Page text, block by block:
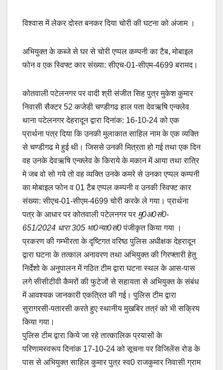
o
k
p
n
विश्वास में लेकर दोस्त बनकर दिया चोरी की घटना को अंजाम ।
अभियुक्त के कब्जे से घर से चोरी एप्पल कम्पनी का टैब, मोबाइल
फोन व एक स्विफ्ट कार संख्या: सीएच-01-सीएम-4699 बरामद।
कोतवाली पटेलनगर पर वादी श्री संजीत सिह पुत्र मुकेश कुमार
निवासी सैक्टर 52 कजेडी चण्डीगढ हाल पता देवऋषि एन्क्लेव
थाना पटेलनगर देहरादून द्वारा दिनांक: 16-10-24 को एक
प्रार्थना पत्र दिया कि उनकी मुलाकात साहिल नाम के एक व्यक्ति
से चण्डीगढ मे हुई थी। जिससे उनकी मित्रता हो गई तथा एक दिन
वह उनके देवऋषि एन्क्लेव केे किराये के मकान में आया तथा रात्रि
मे जब वो सो गये तो वह व्यक्ति उनके कमरे से उनका एप्पल कम्पनी
का मोबाइल फोन व 01 टैब एप्पल कम्पनी व उनकी स्विफ्ट कार
संख्या: सीएच-01-सीएम-4699 चोरी करके ले गया। प्रार्थना
पत्र के आधार पर कोतवाली पटेलनगर पर मु0अ0सं0-
651/2024 धारा 305 भा0न्या0सं0पंजीकृत किया गया ।
प्रकरण की गम्भीरता के दृष्टिगत वरिष्ठ पुलिस अधीक्षक देहरादून
द्वारा घटना के तत्काल अनावरण तथा अभियुक्त की गिरफ्तारी हेतु
निर्देशो के अनुपालन में गठित टीम द्वारा घटना स्थल के आस-पास
लगे सीसीटीवी कैमरों की फुटेजों से सहायता से अभियुक्त के संबंध
में आवश्यक जानकारी एकत्रित की गई। पुलिस टीम द्वारा
सुरागरसी-पतारसी करते हुए स्थानीय मुखबिर तत्रं को भी सक्रिय
किया गया।
पुलिस टीम द्वारा किये जा रहे तात्कालिक प्रयासों के
परिणामस्वरूप दिनांक 17-10-24 को सूचना पर विजिलेंस रोड के
पास से अभियुक्त साहिल कुमार पुत्र स्व0 राजकुमार निवासी ग्राम